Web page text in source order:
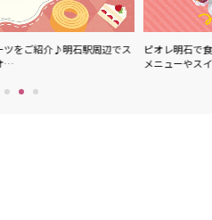
♪明石駅周辺でス
ピオレ明石で食べられ
メニューやスイーツな